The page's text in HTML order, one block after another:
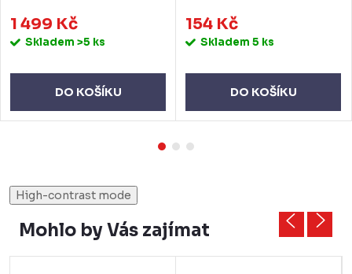
1 499 Kč
Skladem >5 ks
DO KOŠÍKU
154 Kč
Skladem 5 ks
DO KOŠÍKU
High-contrast mode
Mohlo by Vás zajímat